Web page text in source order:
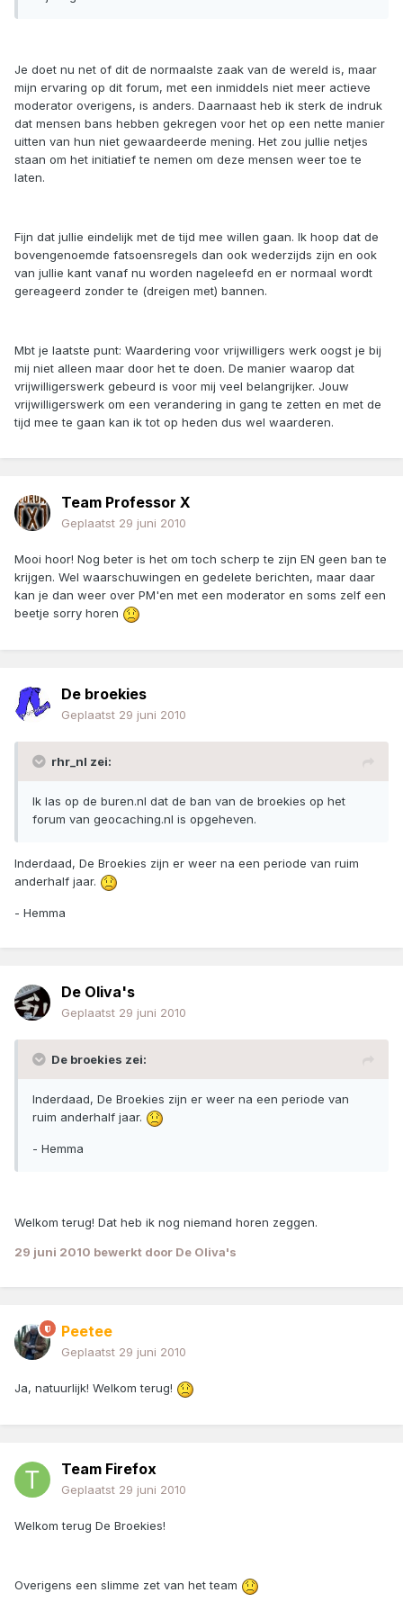
Je doet nu net of dit de normaalste zaak van de wereld is, maar
mijn ervaring op dit forum, met een inmiddels niet meer actieve
moderator overigens, is anders. Daarnaast heb ik sterk de indruk
dat mensen bans hebben gekregen voor het op een nette manier
uitten van hun niet gewaardeerde mening. Het zou jullie netjes
staan om het initiatief te nemen om deze mensen weer toe te
laten.
Fijn dat jullie eindelijk met de tijd mee willen gaan. Ik hoop dat de
bovengenoemde fatsoensregels dan ook wederzijds zijn en ook
van jullie kant vanaf nu worden nageleefd en er normaal wordt
gereageerd zonder te (dreigen met) bannen.
Mbt je laatste punt: Waardering voor vrijwilligers werk oogst je bij
mij niet alleen maar door het te doen. De manier waarop dat
vrijwilligerswerk gebeurd is voor mij veel belangrijker. Jouw
vrijwilligerswerk om een verandering in gang te zetten en met de
tijd mee te gaan kan ik tot op heden dus wel waarderen.
Team Professor X
Geplaatst 29 juni 2010
Mooi hoor! Nog beter is het om toch scherp te zijn EN geen ban te
krijgen. Wel waarschuwingen en gedelete berichten, maar daar
kan je dan weer over PM'en met een moderator en soms zelf een
beetje sorry horen
De broekies
Geplaatst 29 juni 2010
rhr_nl zei:
Ik las op de buren.nl dat de ban van de broekies op het
forum van geocaching.nl is opgeheven.
Inderdaad, De Broekies zijn er weer na een periode van ruim
anderhalf jaar.
- Hemma
De Oliva's
Geplaatst 29 juni 2010
De broekies zei:
Inderdaad, De Broekies zijn er weer na een periode van
ruim anderhalf jaar.
- Hemma
Welkom terug! Dat heb ik nog niemand horen zeggen.
29 juni 2010 bewerkt door De Oliva's
Peetee
Geplaatst 29 juni 2010
Ja, natuurlijk! Welkom terug!
Team Firefox
Geplaatst 29 juni 2010
Welkom terug De Broekies!
Overigens een slimme zet van het team